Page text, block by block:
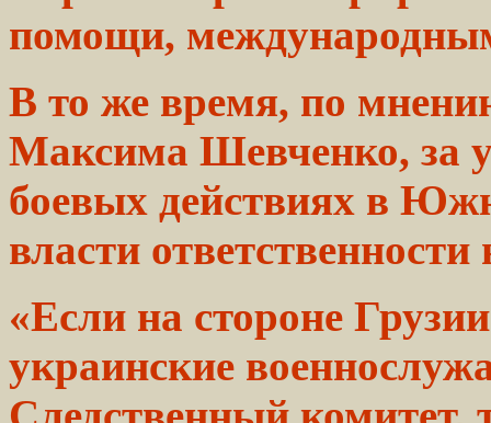
помощи,
В то же время, по
Максима Шевченко, за
боевых действиях в
власти ответственности
«Если на стороне
украинские